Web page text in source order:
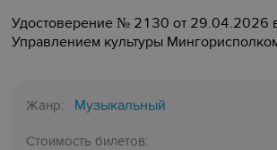
Удостоверение № 2130 от 29.04.2026
Управлением культуры
Жанр: Музыкальный
Стоимость билетов: